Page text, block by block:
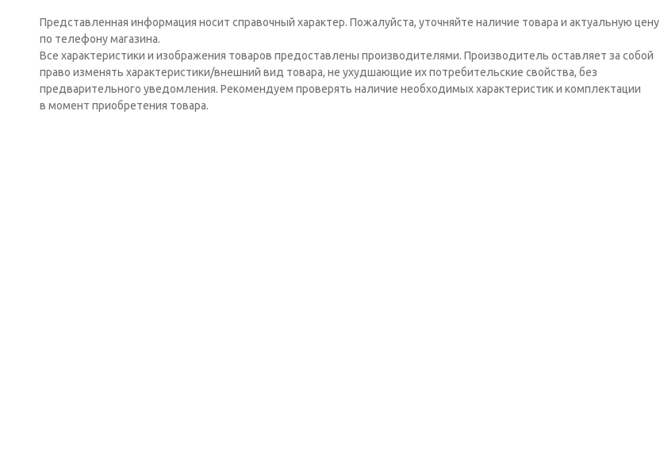
Представленная информация носит справочный характер. Пожалуйста, уточняйте наличие товара и актуальную цену
по телефону магазина.
Все характеристики и изображения товаров предоставлены производителями. Производитель оставляет за собой
право изменять характеристики/внешний вид товара, не ухудшающие их потребительские свойства, без
предварительного уведомления. Рекомендуем проверять наличие необходимых характеристик и комплектации
в момент приобретения товара.